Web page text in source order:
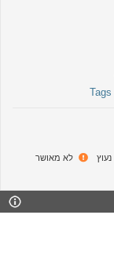
Tags
נעוץ
לא מאושר